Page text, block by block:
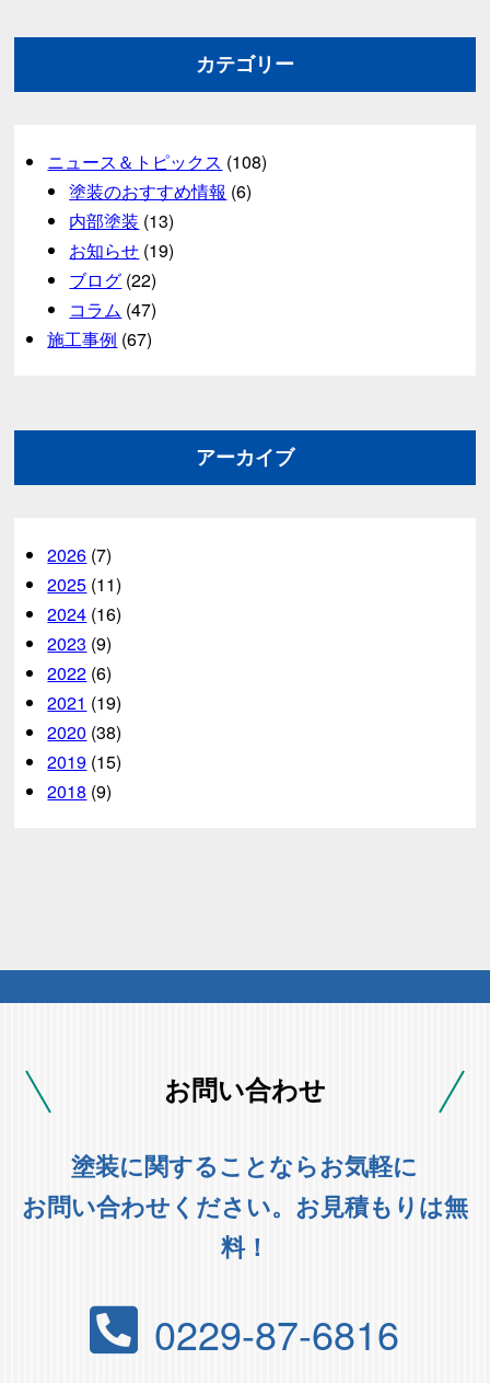
カテゴリー
ニュース＆トピックス (108)
塗装のおすすめ情報 (6)
内部塗装 (13)
お知らせ (19)
ブログ (22)
コラム (47)
施工事例 (67)
アーカイブ
2026 (7)
2025 (11)
2024 (16)
2023 (9)
2022 (6)
2021 (19)
2020 (38)
2019 (15)
2018 (9)
お問い合わせ
塗装に関することならお気軽に
お問い合わせください。お見積もりは無
料！
0229-87-6816